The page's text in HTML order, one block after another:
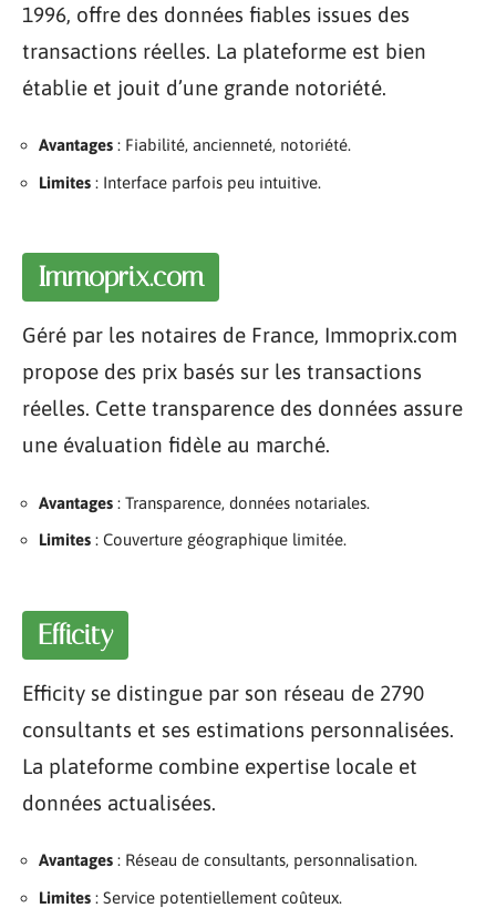
1996, offre des données fiables issues des
transactions réelles. La plateforme est bien
établie et jouit d’une grande notoriété.
Avantages : Fiabilité, ancienneté, notoriété.
Limites : Interface parfois peu intuitive.
Immoprix.com
Géré par les notaires de France, Immoprix.com
propose des prix basés sur les transactions
réelles. Cette transparence des données assure
une évaluation fidèle au marché.
Avantages : Transparence, données notariales.
Limites : Couverture géographique limitée.
Efficity
Efficity se distingue par son réseau de 2790
consultants et ses estimations personnalisées.
La plateforme combine expertise locale et
données actualisées.
Avantages : Réseau de consultants, personnalisation.
Limites : Service potentiellement coûteux.